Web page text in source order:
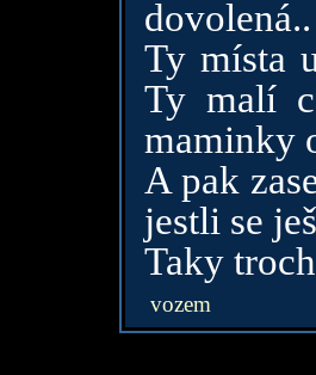
dovolená..
Ty místa
Ty malí
maminky
A pak
jestli se
Taky
vozem